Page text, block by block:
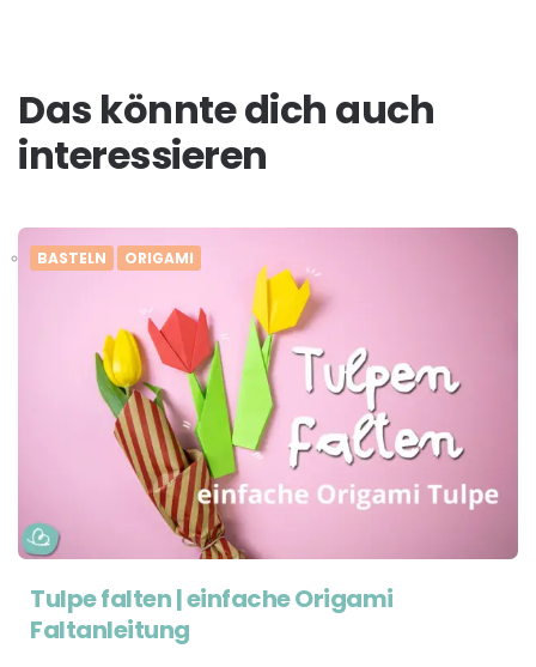
Das könnte dich auch
interessieren
BASTELN ORIGAMI
Tulpe falten | einfache Origami
Faltanleitung